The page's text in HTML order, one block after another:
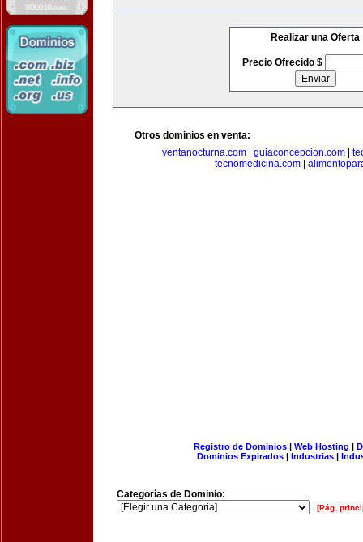
Realizar una Oferta
Precio Ofrecido $
Otros dominios en venta:
ventanocturna.com| guiaconcepcion.com|
tecnomedicina.com|
Registro de Dominios| Web Hosting |
Dominios Expirados | Industrias |
Categorías de Dominio:
[Pág.